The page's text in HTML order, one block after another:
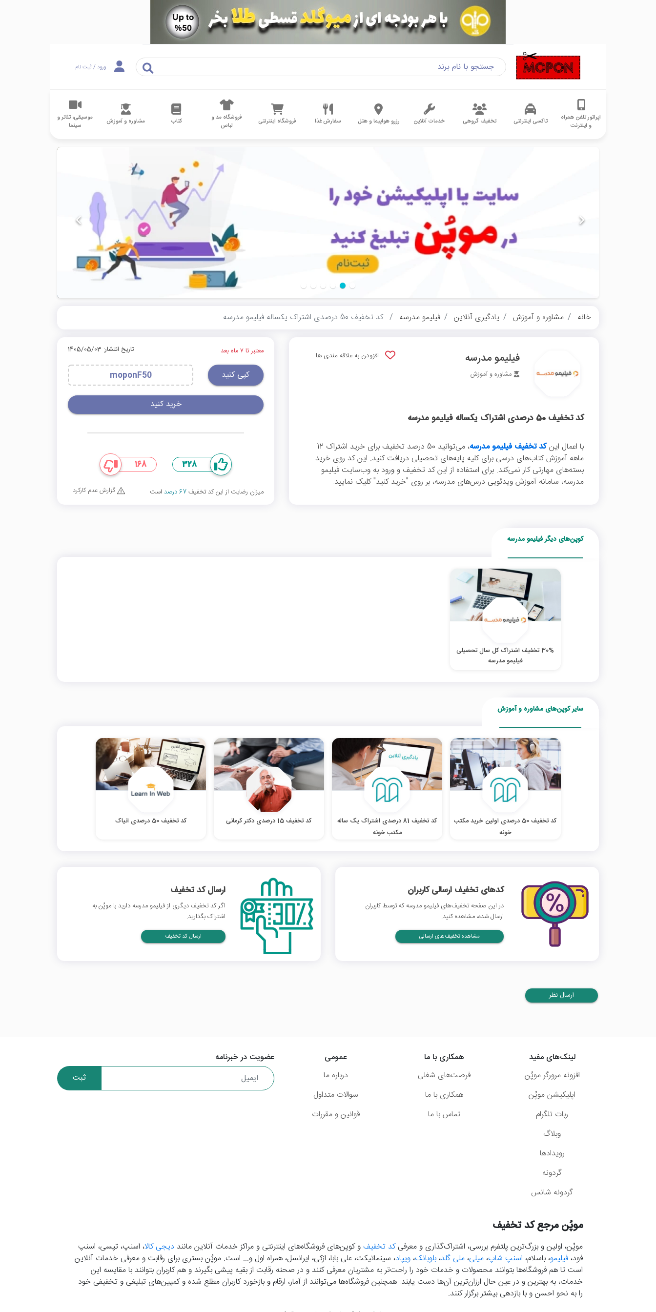
ورود / ثبت نام
اپراتور تلفن همراه
و اینترنت
تاکسی اینترنتی تخفیف گروهی خدمات آنلاین رزرو هواپیما و هتل سفارش غذا فروشگاه اینترنتی
فروشگاه مد و
لباس
کتاب مشاوره و آموزش
موسیقی، تئاتر و
سینما
خانه مشاوره و آموزش یادگیری آنلاین فیلیمو مدرسه کد تخفیف 50 درصدی اشتراک یکساله فیلیمو مدرسه
فیلیمو مدرسه
مشاوره و آموزش
افزودن به علاقه مندی ها
کد تخفیف 50 درصدی اشتراک یکساله فیلیمو مدرسه
با اعمال اینکد تخفیف فیلیمو مدرسه
، می‌توانید 50 درصد تخفیف برای خرید اشتراک 12
ماهه آموزش کتاب‌های درسی برای کلیه پایه‌های تحصیلی دریافت کنید. این کد روی خرید
بسته‌های مهارتی کار نمی‌کند. برای استفاده از این کد تخفیف و ورود به وب‌سایت فیلیمو
مدرسه، سامانه آموزش ویدئویی درس‌های مدرسه، بر روی "خرید کنید" کلیک نمایید.
معتبر تا ۷ ماه بعد تاریخ انتشار: 1405/05/03
کپی کنید moponF50
خرید کنید
328
168
میزان رضایت از این کد تخفیف67 درصد است گزارش عدم کارکرد
کوپن‌های دیگر فیلیمو مدرسه
30% تخفیف اشتراک کل سال تحصیلی
فیلیمو مدرسه
سایر کوپن‌های مشاوره و آموزش
کد تخفیف 50 درصدی اولین خرید مکتب
خونه
کد تخفیف 81 درصدی اشتراک یک ساله
مکتب خونه
کد تخفیف 15 درصدی دکتر کرمانی کد تخفیف 50 درصدی انیاک
کدهای تخفیف ارسالی کاربران
در این صفحه تخفیف‌های فیلیمو مدرسه که توسط کاربران
ارسال شده، مشاهده کنید.
مشاهده تخفیف‌های ارسالی
ارسال کد تخفیف
اگر کد تخفیف دیگری از فیلیمو مدرسه دارید با موپُن به
اشتراک بگذارید.
ارسال کد تخفیف
ارسال نظر
عضویت در خبرنامه
ثبت
لینک‌های مفید
افزونه مرورگر موپُن
اپلیکیشن موپُن
ربات تلگرام
وبلاگ
رویدادها
گردونه
گردونه شانس
همکاری با ما
فرصت‌های شغلی
همکاری با ما
تماس با ما
عمومی
درباره ما
سوالات متداول
قوانین و مقررات
موپُن مرجع کد تخفیف
موپُن، اولین و بزرگ‌ترین پلتفرم بررسی، اشتراک‌گذاری و معرفیکد تخفیفو کوپن‌های فروشگاه‌های اینترنتی و مراکز خدمات آنلاین مانند دیجی کالا، اسنپ، تپسی، اسنپ
فود، فیلیمو، باسلام، اسنپ شاپ، میلی، ملی گلد، بلوبانک، ویپاد، سینماتیکت، علی بابا، ازکی، ایرانسل، همراه اول و... است. موپُن بستری برای رقابت و معرفی خدمات آنلاین
است تا هم فروشگاه‌ها بتوانند محصولات و خدمات خود را راحت‌تر به مشتریان معرفی کنند و در صحنه رقابت از بقیه پیشی بگیرند و هم کاربران بتوانند با مقایسه این
خدمات، به بهترین و در عین حال ارزان‌ترین آن‌ها دست‌ یابند. همچنین فروشگاه‌ها می‌توانند از آمار، ارقام و بازخورد کاربران مطلع شده و کمپین‌های تبلیغی و تخفیفی خود
را به نحو احسن و با بازدهی بیشتر برگزار کنند.